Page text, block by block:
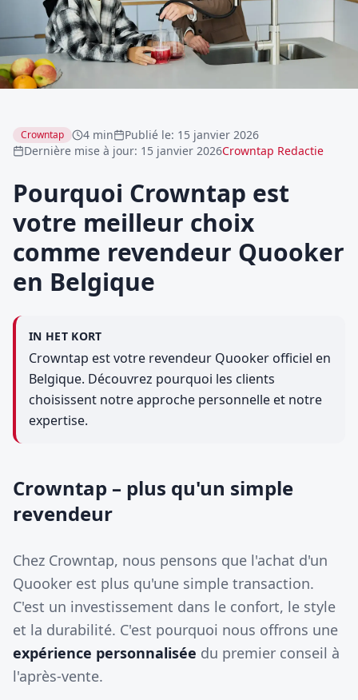
Crowntap 4 min Publié le: 15 janvier 2026
Dernière mise à jour: 15 janvier 2026Crowntap Redactie
Pourquoi Crowntap est
votre meilleur choix
comme revendeur Quooker
en Belgique
IN HET KORT
Crowntap est votre revendeur Quooker officiel en
Belgique. Découvrez pourquoi les clients
choisissent notre approche personnelle et notre
expertise.
Crowntap – plus qu'un simple
revendeur
Chez Crowntap, nous pensons que l'achat d'un
Quooker est plus qu'une simple transaction.
C'est un investissement dans le confort, le style
et la durabilité. C'est pourquoi nous offrons une
expérience personnalisée du premier conseil à
l'après-vente.